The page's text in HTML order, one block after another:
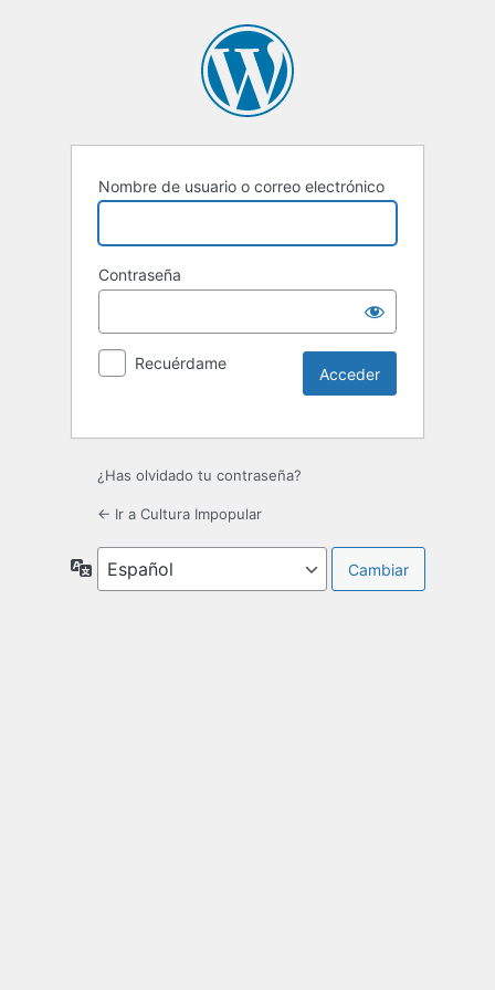
Nombre de usuario o correo electrónico
Contraseña
Recuérdame
¿Has olvidado tu contraseña?
← Ir a Cultura Impopular
Idioma